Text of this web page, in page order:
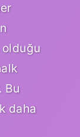
olduğu
Bu
daha